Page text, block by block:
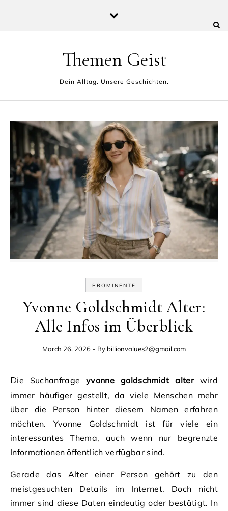
Themen Geist
Dein Alltag. Unsere Geschichten.
PROMINENTE
Yvonne Goldschmidt Alter:
Alle Infos im Überblick
March 26, 2026 - By billionvalues2@gmail.com
Die Suchanfrageyvonne goldschmidt alterwird
immer häufiger gestellt, da viele Menschen mehr
über die Person hinter diesem Namen erfahren
möchten. Yvonne Goldschmidt ist für viele ein
interessantes Thema, auch wenn nur begrenzte
Informationen öffentlich verfügbar sind.
Gerade das Alter einer Person gehört zu den
meistgesuchten Details im Internet. Doch nicht
immer sind diese Daten eindeutig oder bestätigt. In